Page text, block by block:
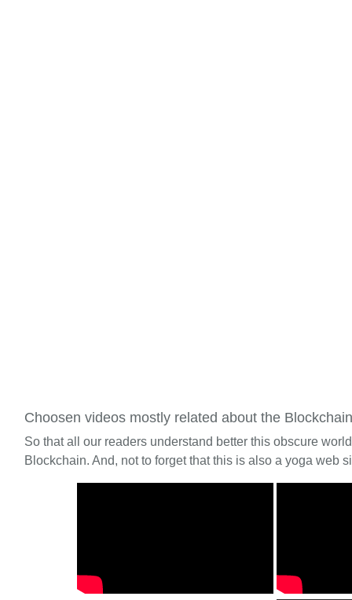
Choosen videos mostly related about the Blockchain
So that all our readers understand better this obscure
Blockchain. And, not to forget that this is also a yoga web